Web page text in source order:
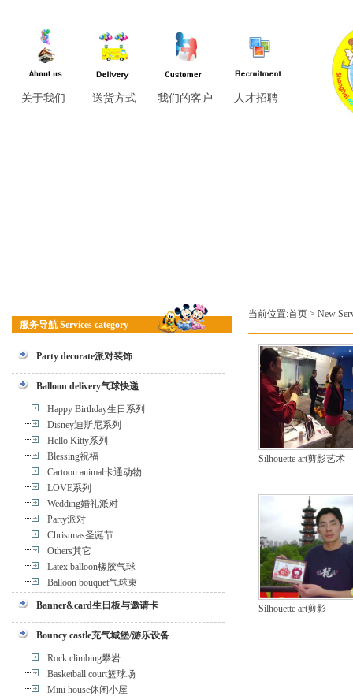
关于我们 送货方式 我们的客户 人才招聘
服务导航 Services category
Party decorate派对装饰
Balloon delivery气球快递
Happy Birthday生日系列
Disney迪斯尼系列
Hello Kitty系列
Blessing祝福
Cartoon animal卡通动物
LOVE系列
Wedding婚礼派对
Party派对
Christmas圣诞节
Others其它
Latex balloon橡胶气球
Balloon bouquet气球束
Banner&card生日板与邀请卡
Bouncy castle充气城堡/游乐设备
Rock climbing攀岩
Basketball court篮球场
Mini house休闲小屋
当前位置:首页 > New
Silhouette art剪影艺术
Silhouette art剪影